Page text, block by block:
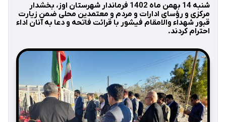
شنبه 14 بهمن ماه 1402 فرماندار شهرستان اوز، بخشدار
مرکزی و رؤسای ادارات و مردم و معتمدین محلی ضمن زیارت
قبور شهداء والامقام فیشور با قرائت فاتحه و دعا به آنان اداء
احترام کردند.